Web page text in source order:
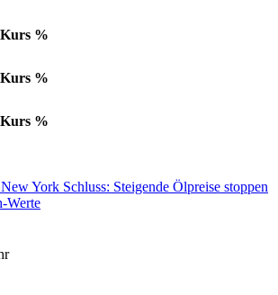
Kurs %
Kurs %
Kurs %
York Schluss: Steigende Ölpreise stoppen
Werte